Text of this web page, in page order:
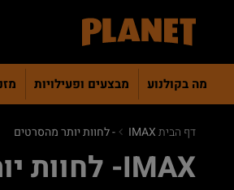
מה בקולנוע מבצעים ופעילויות
דף הביתIMAX- לחוות יותר מהסרטים
IMAX- לחוות יותר מהסרטים